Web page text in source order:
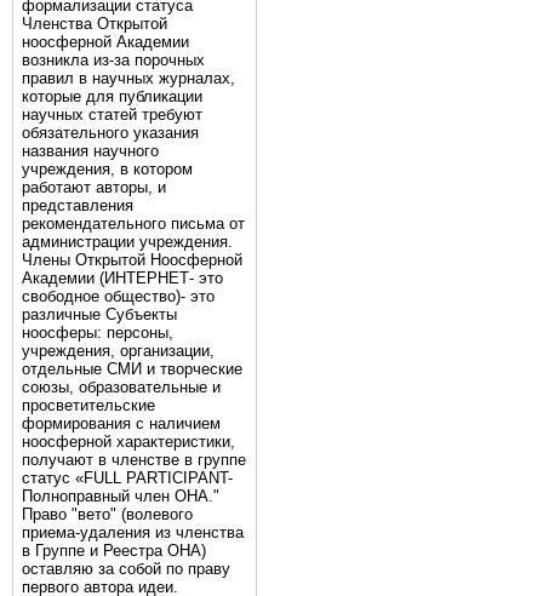
формализации статуса
Членства Открытой
ноосферной Академии
возникла из-за порочных
правил в научных журналах,
которые для публикации
научных статей требуют
обязательного указания
названия научного
учреждения, в котором
работают авторы, и
представления
рекомендательного письма от
администрации учреждения.
Члены Открытой Ноосферной
Академии (ИНТЕРНЕТ- это
свободное общество)- это
различные Субъекты
ноосферы: персоны,
учреждения, организации,
отдельные СМИ и творческие
союзы, образовательные и
просветительские
формирования с наличием
ноосферной характеристики,
получают в членстве в группе
статус «FULL PARTICIPANT-
Полноправный член ОНА."
Право "вето" (волевого
приема-удаления из членства
в Группе и Реестра ОНА)
оставляю за собой по праву
первого автора идеи.